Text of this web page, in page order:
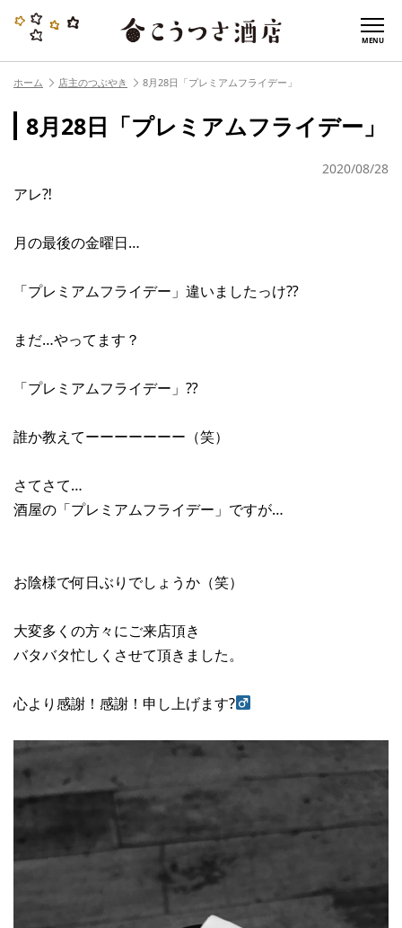
MENU
ホーム 店主のつぶやき 8月28日「プレミアムフライデー」
8月28日「プレミアムフライデー」
2020/08/28
アレ⁈
月の最後の金曜日…
「プレミアムフライデー」違いましたっけ⁇
まだ…やってます？
「プレミアムフライデー」⁇
誰か教えてーーーーーーー（笑）
さてさて…
酒屋の「プレミアムフライデー」ですが…
お陰様で何日ぶりでしょうか（笑）
大変多くの方々にご来店頂き
バタバタ忙しくさせて頂きました。
心より感謝！感謝！申し上げます?‍